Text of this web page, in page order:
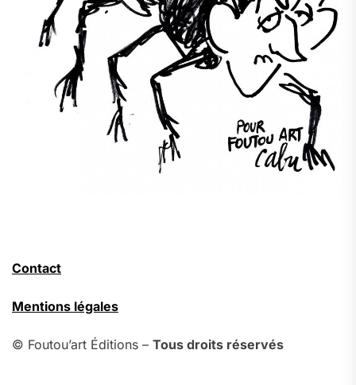
Contact
Mentions légales
© Foutou’art Éditions – Tous droits réservés